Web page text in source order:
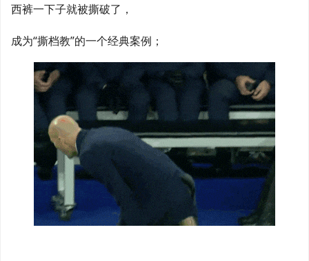
西裤一下子就被撕破了，
成为“撕档教”的一个经典案例；